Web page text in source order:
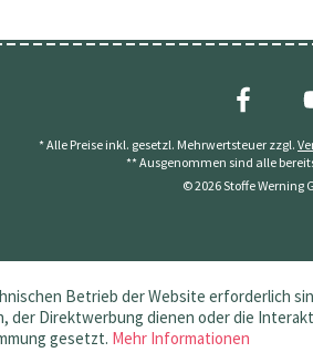
* Alle Preise inkl. gesetzl. Mehrwertsteuer zzgl.
** Ausgenommen sind alle
© 2026 Stoffe Werning
Betrieb der Website erforderlich
Direktwerbung dienen oder die
gesetzt. Mehr Informationen